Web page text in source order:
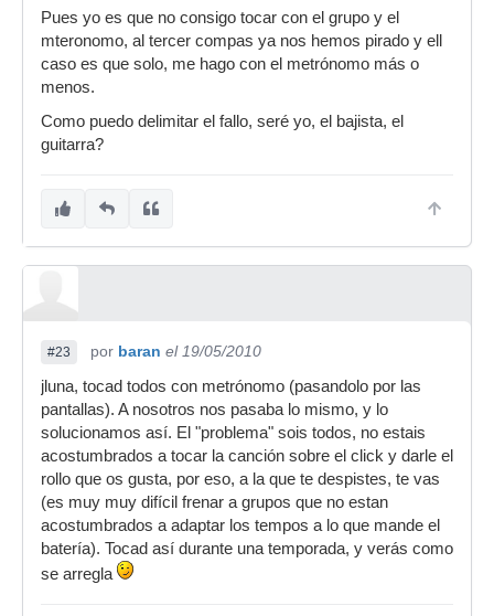
Pues yo es que no consigo tocar con el grupo y el
mteronomo, al tercer compas ya nos hemos pirado y ell
caso es que solo, me hago con el metrónomo más o
menos.
Como puedo delimitar el fallo, seré yo, el bajista, el
guitarra?
#23 por baran el 19/05/2010
jluna, tocad todos con metrónomo (pasandolo por las
pantallas). A nosotros nos pasaba lo mismo, y lo
solucionamos así. El "problema" sois todos, no estais
acostumbrados a tocar la canción sobre el click y darle el
rollo que os gusta, por eso, a la que te despistes, te vas
(es muy muy difícil frenar a grupos que no estan
acostumbrados a adaptar los tempos a lo que mande el
batería). Tocad así durante una temporada, y verás como
se arregla